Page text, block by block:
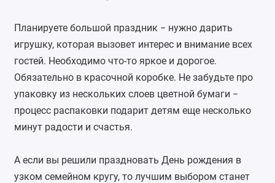
Планируете большой праздник − нужно дарить
игрушку, которая вызовет интерес и внимание всех
гостей. Необходимо что-то яркое и дорогое.
Обязательно в красочной коробке. Не забудьте про
упаковку из нескольких слоев цветной бумаги −
процесс распаковки подарит детям еще несколько
минут радости и счастья.
А если вы решили праздновать День рождения в
узком семейном кругу, то лучшим выбором станет